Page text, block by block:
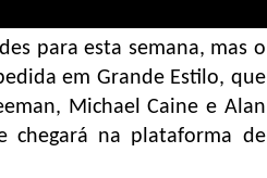
para esta semana, mas o
em Grande Estilo, que
Michael Caine e Alan
chegará na plataforma de